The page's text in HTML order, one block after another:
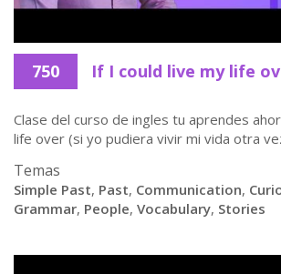
750 If I could live my life
Clase del curso de ingles tu aprendes
life over (si yo pudiera vivir mi vida otra
Temas
Simple Past, Past, Communication,
Grammar, People, Vocabulary, Stories